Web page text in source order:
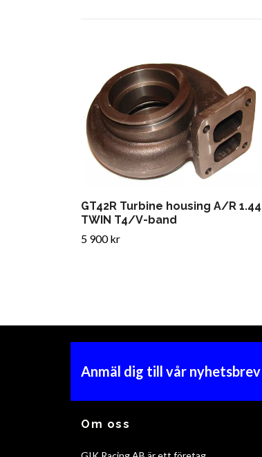
GT42R Turbine housing A/R 1.44
TWIN T4/V-band
5 900 kr
Anmäl dig till vår nyhetsbrev
Om oss